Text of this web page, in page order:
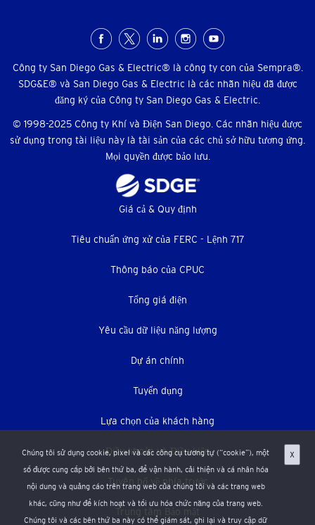
xã
Công ty San Diego Gas & Electric® là công ty con của Sempra®.
SDG&E® và San Diego Gas & Electric là các nhãn hiệu đã được
đăng ký của Công ty San Diego Gas & Electric.
© 1998-2025 Công ty Khí và Điện San Diego. Các nhãn hiệu được
sử dụng trong tài liệu này là tài sản của các chủ sở hữu tương ứng.
Mọi quyền được bảo lưu.
Chúng tôi sử dụng cookie, pixel và các công cụ tương tự (“cookie”), một
số được cung cấp bởi bên thứ ba, để vận hành, cải thiện và cá nhân hóa
nội dung và quảng cáo trên trang web của chúng tôi và các trang web
khác, cũng như để kích hoạt và tối ưu hóa chức năng của trang web.
Chúng tôi và các bên thứ ba này có thể giám sát, ghi lại và truy cập dữ
X
Giá cả & Quy định
Tiêu chuẩn ứng xử của FERC - Lệnh 717
Thông báo của CPUC
Tổng giá điện
Yêu cầu dữ liệu năng lượng
Dự án chính
Tuyển dụng
Lựa chọn của khách hàng
Điều khoản và Điều kiện
Tuyên bố về phía trước
Trung tâm Bảo mật